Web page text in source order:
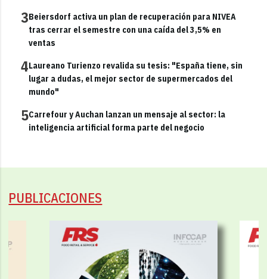
3Beiersdorf activa un plan de recuperación para NIVEA
tras cerrar el semestre con una caída del 3,5% en
ventas
4Laureano Turienzo revalida su tesis: "España tiene, sin
lugar a dudas, el mejor sector de supermercados del
mundo"
5Carrefour y Auchan lanzan un mensaje al sector: la
inteligencia artificial forma parte del negocio
PUBLICACIONES